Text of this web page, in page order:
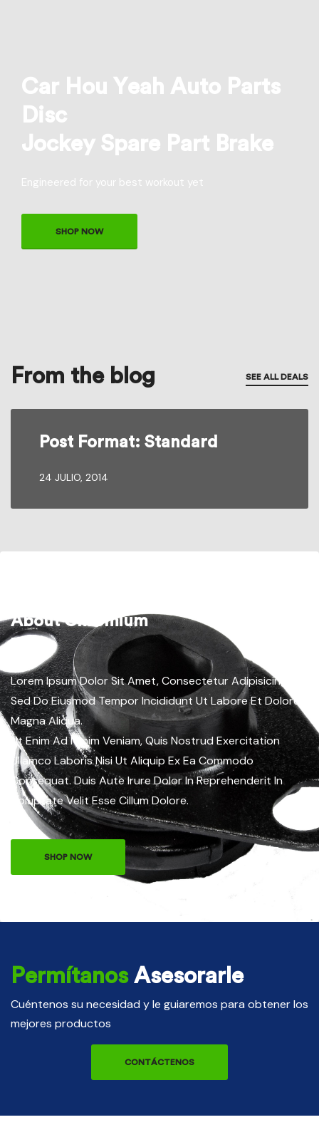
Car Hou Yeah Auto Parts
Disc
Jockey Spare Part Brake
Engineered for your best workout yet
SHOP NOW
From the blog SEE ALL DEALS
Post Format: Standard
24 JULIO, 2014
About Chromium
Tires
Lorem Ipsum Dolor Sit Amet, Consectetur Adipisicing Elit,
Sed Do Eiusmod Tempor Incididunt Ut Labore Et Dolore
Magna Aliqua.
Ut Enim Ad Minim Veniam, Quis Nostrud Exercitation
Ullamco Laboris Nisi Ut Aliquip Ex Ea Commodo
Consequat. Duis Aute Irure Dolor In Reprehenderit In
Voluptate Velit Esse Cillum Dolore.
SHOP NOW
PermítanosAsesorarle
Cuéntenos su necesidad y le guiaremos para obtener los
mejores productos
CONTÁCTENOS